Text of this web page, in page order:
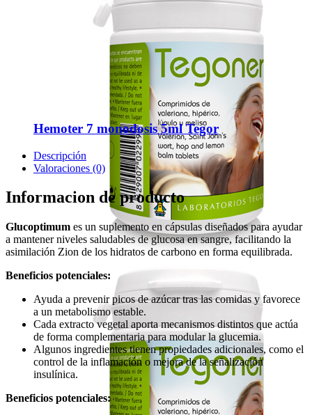
Hemoter 7 monodosis 5ml Tegor
Descripción
Valoraciones (0)
Informacion de producto
Glucoptimum es un suplemento en cápsulas diseñados para ayudar
a mantener niveles saludables de glucosa en sangre, facilitando la
asimilación Zion de los hidratos de carbono en forma equilibrada.
Beneficios potenciales:
Ayuda a prevenir picos de azúcar tras las comidas y favorece
a un metabolismo estable.
Cada extracto vegetal aporta mecanismos distintos que actúa
de forma complementaria para modular la glucemia.
Algunos ingredientes tienen propiedades adicionales, como el
control de la inflamación o mejora de la señalización
insulínica.
Beneficios potenciales: